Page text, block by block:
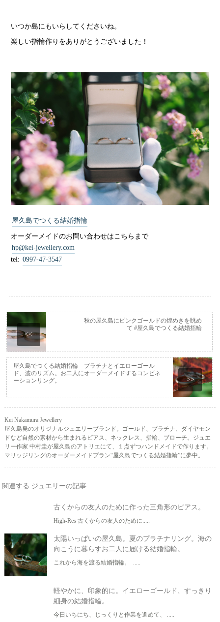
いつか島にもいらしてくださいね。
楽しい指輪作りをありがとうございました！
屋久島でつくる結婚指輪
オーダーメイドのお問い合わせはこちらまで
hp@kei-jewellery.com
tel: 0997-47-3547
<<
秋の屋久島にピンクゴールドの煌めきを眺め
て #屋久島でつくる結婚指輪
>>
屋久島でつくる結婚指輪 プラチナとイエローゴール
ド、波のリズム。お二人にオーダーメイドするコンビネ
ーションリング。
Kei Nakamura Jewellery
屋久島発のオリジナルジュエリーブランド。ゴールド、プラチナ、ダイヤモン
ドなど自然の素材から生まれるピアス、ネックレス、指輪、ブローチ。ジュエ
リー作家 中村圭が屋久島のアトリエにて、１点ずつハンドメイドで作ります。
マリッジリングのオーダーメイドプラン“屋久島でつくる結婚指輪”に夢中。
関連する ジュエリーの記事
古くからの友人のために作った三角形のピアス。
High-Res 古くからの友人のために.....
太陽いっぱいの屋久島。夏のプラチナリング。海の
向こうに暮らすお二人に届ける結婚指輪。
これから海を渡る結婚指輪。 .....
軽やかに、印象的に。イエローゴールド、すっきり
細身の結婚指輪。
今日いちにち、じっくりと作業を進めて、 .....